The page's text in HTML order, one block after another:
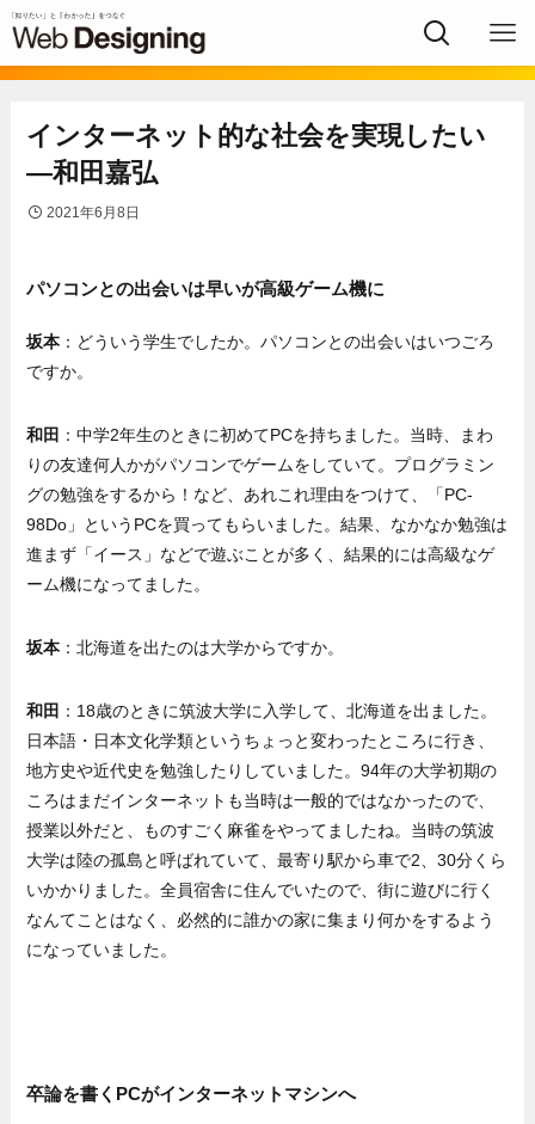
インターネット的な社会を実現したい
―和田嘉弘
2021年6月8日
パソコンとの出会いは早いが高級ゲーム機に
坂本 ：どういう学生でしたか。パソコンとの出会いはいつごろ
ですか。
和田 ：中学2年生のときに初めてPCを持ちました。当時、まわ
りの友達何人かがパソコンでゲームをしていて。プログラミン
グの勉強をするから！など、あれこれ理由をつけて、「PC-
98Do」というPCを買ってもらいました。結果、なかなか勉強は
進まず「イース」などで遊ぶことが多く、結果的には高級なゲ
ーム機になってました。
坂本 ：北海道を出たのは大学からですか。
和田 ：18歳のときに筑波大学に入学して、北海道を出ました。
日本語・日本文化学類というちょっと変わったところに行き、
地方史や近代史を勉強したりしていました。94年の大学初期の
ころはまだインターネットも当時は一般的ではなかったので、
授業以外だと、ものすごく麻雀をやってましたね。当時の筑波
大学は陸の孤島と呼ばれていて、最寄り駅から車で2、30分くら
いかかりました。全員宿舎に住んでいたので、街に遊びに行く
なんてことはなく、必然的に誰かの家に集まり何かをするよう
になっていました。
卒論を書くPCがインターネットマシンへ